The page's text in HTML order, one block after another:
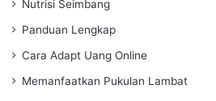
Nutrisi Seimbang
Panduan Lengkap
Cara Adapt Uang Online
Memanfaatkan Pukulan Lambat